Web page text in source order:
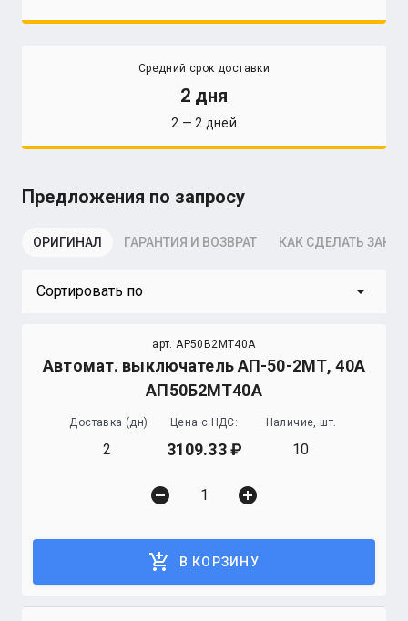
Средний срок доставки
2 дня
2 — 2 дней
Предложения по запросу
ОРИГИНАЛ ГАРАНТИЯ И ВОЗВРАТ КАК СДЕЛАТЬ
Сортировать по arrow_drop_down
арт. AP50B2MT40A
Автомат. выключатель АП-50-2МТ, 40А
АП50Б2МТ40А
Доставка (дн)
2
Цена с НДС:
3109.33
Наличие, шт.
10
remove_circle add_circle
add_shopping_cart В КОРЗИНУ